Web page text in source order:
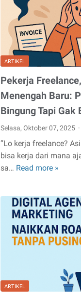
ARTIKEL
Pekerja
Menengah Baru:
Bingung Tapi Gak
Selasa, Oktober 07, 2025
“Lo kerja freelance?
bisa kerja dari mana
sa… Read more »
dan
Kelas
Baru:
yang
Bikin
ARTIKEL